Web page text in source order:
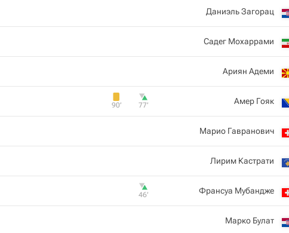
Даниэль Загорац
Садег Мохаррами
Ариян Адеми
Амер Гояк
77‎’‎
90‎’‎
Марио Гавранович
Лирим Кастрати
Франсуа Мубандже
46‎’‎
Марко Булат